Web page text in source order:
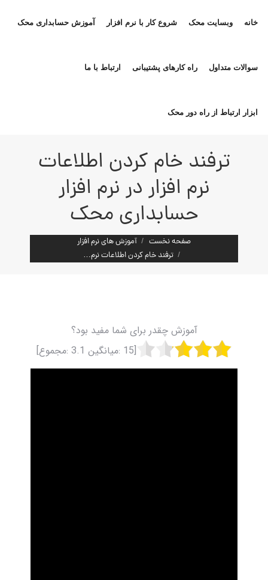
خانه وبسایت محک شروع کار با نرم افزار آموزش حسابداری محک
سوالات متداول راه کارهای پشتیبانی ارتباط با ما
ابزار ارتباط از راه دور محک
ترفند خام کردن اطلاعات
نرم افزار در نرم افزار
حسابداری محک
مکان شما: صفحه نخست
آموزش های نرم افزار
ترفند خام کردن اطلاعات نرم…
آموزش چقدر برای شما مفید بود؟
[
15 :میانگین 3.1 :مجموع]